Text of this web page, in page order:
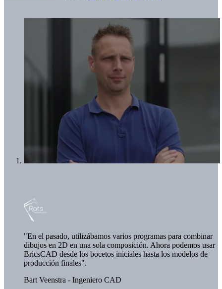
"En el pasado, utilizábamos varios programas para combinar
dibujos en 2D en una sola composición. Ahora podemos usar
BricsCAD desde los bocetos iniciales hasta los modelos de
producción finales".
Bart Veenstra - Ingeniero CAD